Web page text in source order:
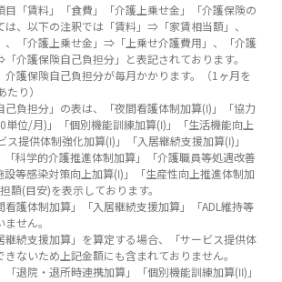
「賃料」「食費」「介護上乗せ金」「介護保険の
は、以下の注釈では「賃料」⇒「家賃相当額」、
、「介護上乗せ金」⇒「上乗せ介護費用」、「介護
介護保険自己負担分」と表記されております。
護保険自己負担分が毎月かかります。（1ヶ月を
り）
己負担分」の表は、「夜間看護体制加算(Ⅰ)」「協力
単位/月)」「個別機能訓練加算(Ⅰ)」「生活機能向上
提供体制強化加算(Ⅰ)」「入居継続支援加算(Ⅰ)」
「科学的介護推進体制加算」「介護職員等処遇改善
設等感染対策向上加算(Ⅰ)」「生産性向上推進体制加
額(目安)を表示しております。
看護体制加算」「入居継続支援加算」「ADL維持等
せん。
継続支援加算」を算定する場合、「サービス提供体
ないため上記金額にも含まれておりません。
「退院・退所時連携加算」「個別機能訓練加算(Ⅱ)」